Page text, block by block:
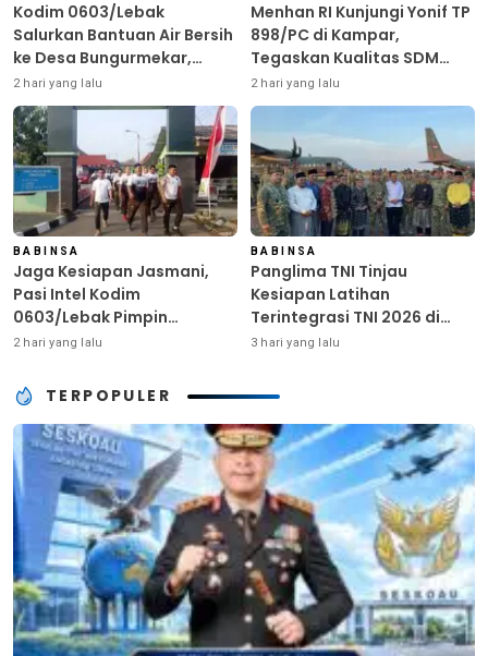
Kodim 0603/Lebak
Salurkan Bantuan Air Bersih
ke Desa Bungurmekar,
Ringankan Beban Warga
Terdampak Kemarau
2 hari yang lalu
Menhan RI Kunjungi Yonif TP
898/PC di Kampar,
Tegaskan Kualitas SDM
Kunci Kekuatan TNI
2 hari yang lalu
BABINSA
Jaga Kesiapan Jasmani,
Pasi Intel Kodim
0603/Lebak Pimpin
Pembinaan Fisik Rutin
2 hari yang lalu
BABINSA
Panglima TNI Tinjau
Kesiapan Latihan
Terintegrasi TNI 2026 di
Dabo Singkep
3 hari yang lalu
TERPOPULER